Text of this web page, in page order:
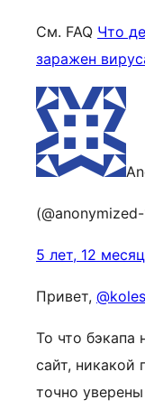
См. FAQ Что
заражен
5 лет, 12
Привет,
То что бэкапа
сайт, никакой
точно